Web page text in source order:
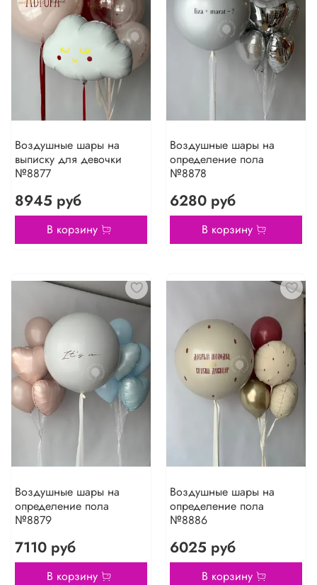
Воздушные шары на
выписку для девочки
№8877
8945 руб
В корзину
Воздушные шары на
определение пола
№8878
6280 руб
В корзину
Воздушные шары на
определение пола
№8879
7110 руб
В корзину
Воздушные шары на
определение пола
№8886
6025 руб
В корзину